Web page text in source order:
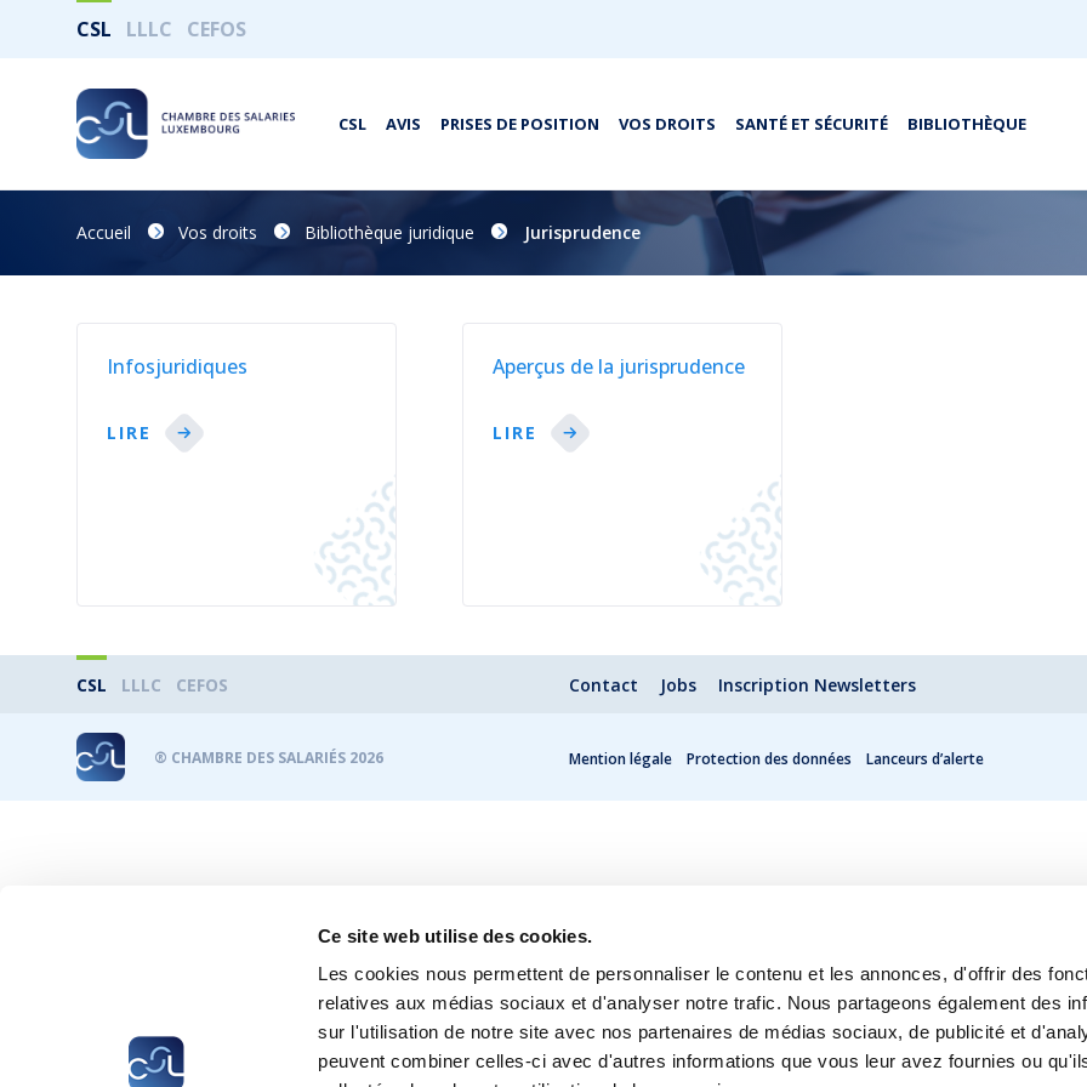
Ce site web utilise des cookies.
Les cookies nous permettent de personnaliser le contenu et les annonces, d'offrir des
relatives aux médias sociaux et d'analyser notre trafic. Nous partageons également des
sur l'utilisation de notre site avec nos partenaires de médias sociaux, de publicité et
peuvent combiner celles-ci avec d'autres informations que vous leur avez fournies ou
CSL LLLC CEFOS
CSL AVIS PRISES DE POSITION VOS DROITS SANTÉ ET SÉCURITÉ BIBLIOTHÈQUE
Accueil Vos droits Bibliothèque juridique Jurisprudence
Infosjuridiques
LIRE
Aperçus de la jurisprudence
LIRE
CSL LLLC CEFOS Contact Jobs Inscription Newsletters
® CHAMBRE DES SALARIÉS 2026 Mention légale Protection des données Lanceurs d’alerte